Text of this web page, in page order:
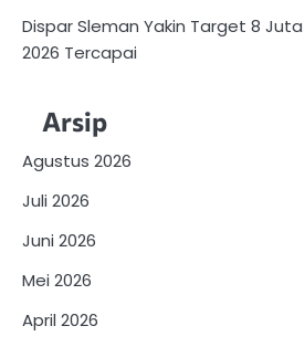
Dispar Sleman Yakin Target 8
2026 Tercapai
Arsip
Agustus 2026
Juli 2026
Juni 2026
Mei 2026
April 2026